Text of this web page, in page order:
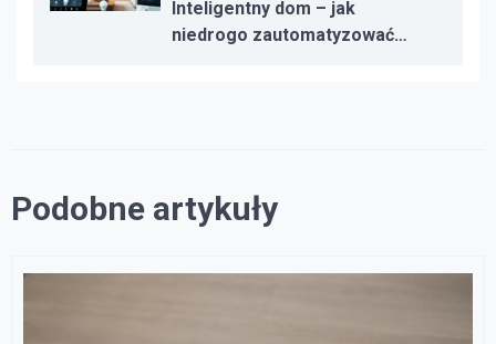
Inteligentny dom – jak
niedrogo zautomatyzować
Podobne artykuły